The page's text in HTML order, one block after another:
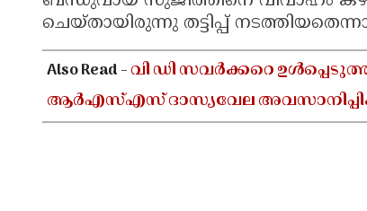
ചെയ്തായിരുന്നു തട്ടിപ്പ്
Also Read -വി ഡി സവർക്കറെ
ആർഎസ്എസ് ദാസ്യവേല